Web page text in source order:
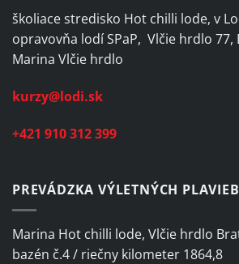
školiace stredisko Hot chilli lode, v
opravovňa lodí SPaP, Vlčie hrdlo 77,
Marina Vlčie hrdlo
kurzy@lodi.sk
+421 910 312 399
PREVÁDZKA VÝLETNÝCH
Marina Hot chilli lode, Vlčie hrdlo
bazén č.4 / riečny kilometer 1864,8